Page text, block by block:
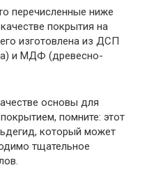
перечисленные ниже
покрытия на
изготовлена из ДСП
и МДФ (древесно-
основы для
помните: этот
который может
тщательное